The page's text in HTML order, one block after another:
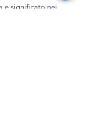
e significato nei